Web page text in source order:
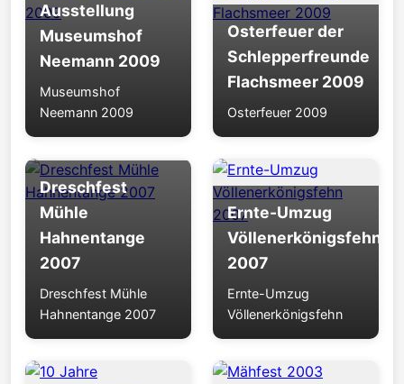
Ausstellung
Museumshof
Neemann 2009
Museumshof
Neemann 2009
Osterfeuer der
Schlepperfreunde
Flachsmeer 2009
Osterfeuer 2009
Dreschfest
Mühle
Hahnentange
2007
Dreschfest Mühle
Hahnentange 2007
Ernte-Umzug
Völlenerkönigsfehn
2007
Ernte-Umzug
Völlenerkönigsfehn